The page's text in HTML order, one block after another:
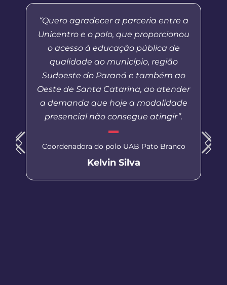
“Quero agradecer a parceria entre a
Unicentro e o polo, que proporcionou
o acesso à educação pública de
qualidade ao município, região
Sudoeste do Paraná e também ao
Oeste de Santa Catarina, ao atender
a demanda que hoje a modalidade
presencial não consegue atingir”.
Coordenadora do polo UAB Pato Branco
Kelvin Silva